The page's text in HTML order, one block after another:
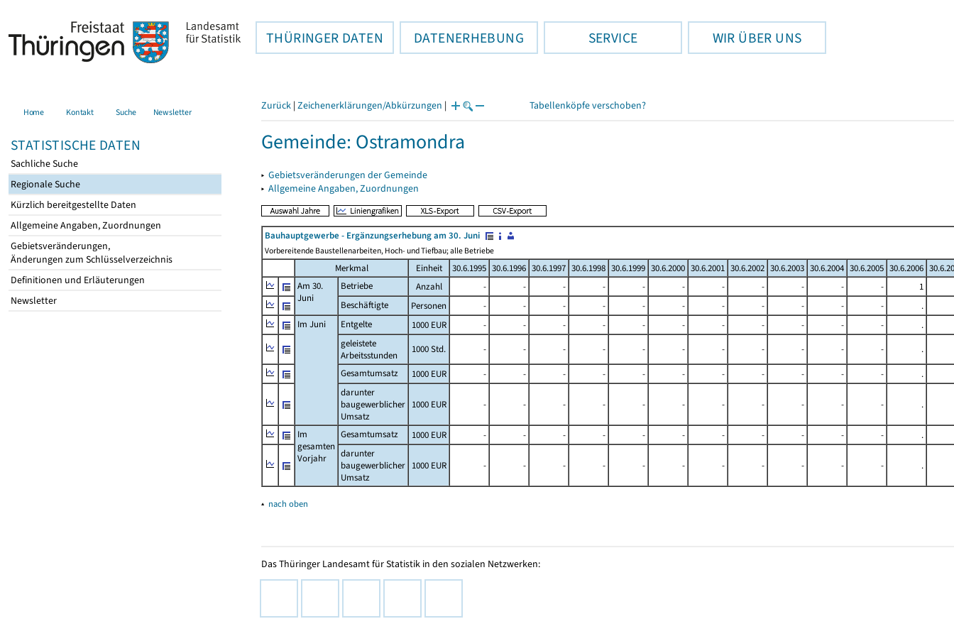
THÜRINGER DATEN DATENERHEBUNG SERVICE WIR ÜBER UNS
Home Kontakt Suche Newsletter
STATISTISCHE DATEN
Sachliche Suche
Regionale Suche
Kürzlich bereitgestellte Daten
Allgemeine Angaben, Zuordnungen
Gebietsveränderungen,
Änderungen zum Schlüsselverzeichnis
Definitionen und Erläuterungen
Newsletter
Zurück | Zeichenerklärungen/Abkürzungen | Tabellenköpfe verschoben?
Gemeinde: Ostramondra
▸ Gebietsveränderungen der Gemeinde
▸ Allgemeine Angaben, Zuordnungen
Bauhauptgewerbe - Ergänzungserhebung am 30. Juni
Vorbereitende Baustellenarbeiten, Hoch- und Tiefbau; alle Betriebe
Merkmal Einheit 30.6.1995 30.6.1996 30.6.1997 30.6.1998 30.6.1999 30.6.2000 30.6.2001 30.6.2002 30.6.2003 30.6.2004 30.6.2005 30.6.2006
Am 30.
Juni
Betriebe Anzahl - - - - - - - - - - -
1
Beschäftigte
Personen - - - - - - - - - - -
.
Im Juni
Entgelte 1000 EUR - - - - - - - - - - -
.
geleistete
Arbeitsstunden
1000 Std. - - - - - - - - - - -
.
Gesamtumsatz
1000 EUR - - - - - - - - - - -
.
darunter
baugewerblicher
Umsatz
1000 EUR - - - - - - - - - - - .
Im
gesamten
Vorjahr
Gesamtumsatz 1000 EUR - - - - - - - - - - -
.
darunter
baugewerblicher
Umsatz
1000 EUR - - - - - - - - - - - .
▴ nach oben
Das Thüringer Landesamt für Statistik in den sozialen Netzwerken: